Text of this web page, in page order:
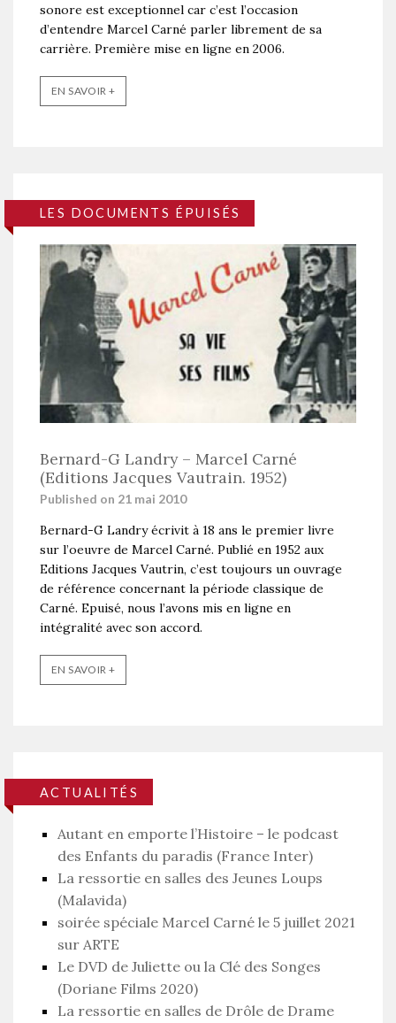
sonore est exceptionnel car c’est l’occasion
d’entendre Marcel Carné parler librement de sa
carrière. Première mise en ligne en 2006.
EN SAVOIR +
LES DOCUMENTS ÉPUISÉS
Bernard-G Landry – Marcel Carné
(Editions Jacques Vautrain. 1952)
Published on 21 mai 2010
Bernard-G Landry écrivit à 18 ans le premier livre
sur l’oeuvre de Marcel Carné. Publié en 1952 aux
Editions Jacques Vautrin, c’est toujours un ouvrage
de référence concernant la période classique de
Carné. Epuisé, nous l’avons mis en ligne en
intégralité avec son accord.
EN SAVOIR +
ACTUALITÉS
Autant en emporte l’Histoire – le podcast
des Enfants du paradis (France Inter)
La ressortie en salles des Jeunes Loups
(Malavida)
soirée spéciale Marcel Carné le 5 juillet 2021
sur ARTE
Le DVD de Juliette ou la Clé des Songes
(Doriane Films 2020)
La ressortie en salles de Drôle de Drame